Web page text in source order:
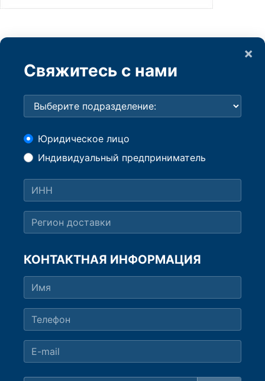
×
Свяжитесь с нами
Юридическое лицо
Индивидуальный предприниматель
КОНТАКТНАЯ ИНФОРМАЦИЯ